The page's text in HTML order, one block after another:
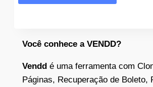
Você conhece a VENDD?
Vendd é uma ferramenta com
Páginas, Recuperação de Boleto,